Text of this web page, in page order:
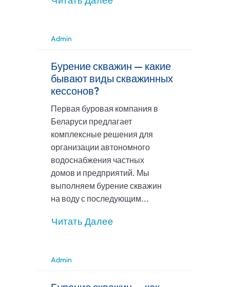
Admin
Бурение скважин — какие
бывают виды скважинных
кессонов?
Первая буровая компания в
Беларуси предлагает
комплексные решения для
организации автономного
водоснабжения частных
домов и предприятий. Мы
выполняем бурение скважин
на воду с последующим...
Читать Далее
Admin